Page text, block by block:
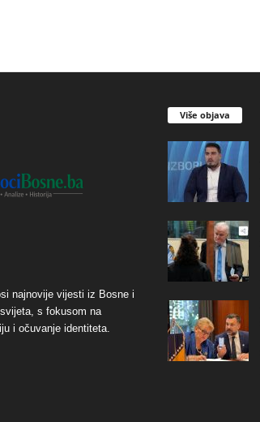
najnovije vijesti iz Bosne i
s fokusom na
i očuvanje identiteta.
Više objava